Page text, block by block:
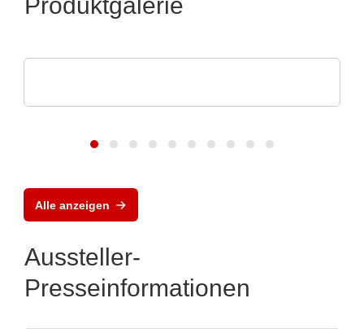
Produktgalerie
Alle anzeigen
Aussteller-
Presseinformationen